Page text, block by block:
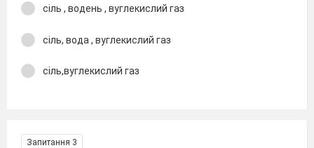
сіль , водень , вуглекислий газ
сіль, вода , вуглекислий газ
сіль,вуглекислий газ
Запитання 3